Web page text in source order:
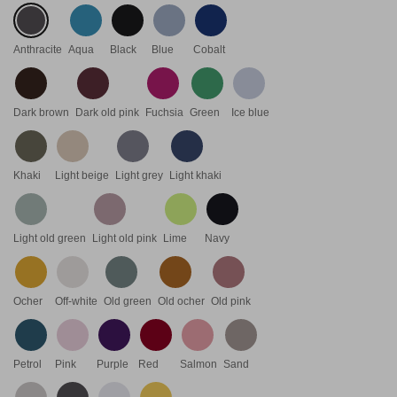
Anthracite Aqua Black Blue Cobalt
Dark brown Dark old pink Fuchsia Green Ice blue
Khaki Light beige Light grey Light khaki
Light old green Light old pink Lime Navy
Ocher Off-white Old green Old ocher Old pink
Petrol Pink Purple Red Salmon Sand